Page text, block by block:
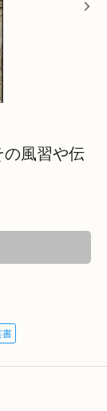
風習や伝
書